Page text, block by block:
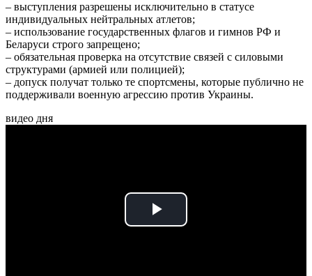
– выступления разрешены исключительно в статусе
индивидуальных нейтральных атлетов;
– использование государственных флагов и гимнов РФ и
Беларуси строго запрещено;
– обязательная проверка на отсутствие связей с силовыми
структурами (армией или полицией);
– допуск получат только те спортсмены, которые публично не
поддерживали военную агрессию против Украины.
видео дня
Play